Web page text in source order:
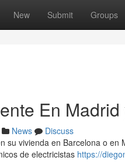
New Submit Groups
En
News
Discuss
su vivienda en Barcelona o
de electricistas https://